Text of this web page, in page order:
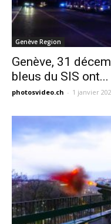
Genève Region
Genève, 31
bleus du SIS ont...
photosvideo.ch - 1 janvier